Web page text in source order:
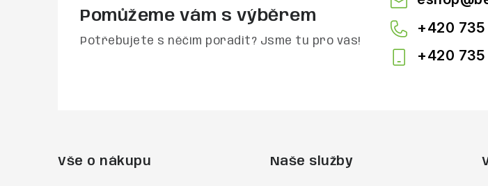
Pomůžeme vám s výběrem
Potřebujete s něčím poradit? Jsme tu pro vás!
+420
+420
Vše o nákupu Naše služby